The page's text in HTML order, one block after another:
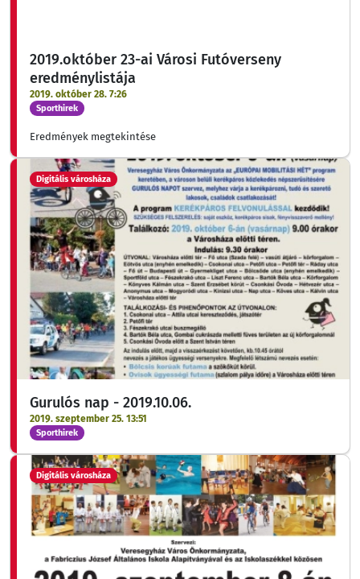
2019.október 23-ai Városi Futóverseny
eredménylistája
2019. október 28. 7:26
Sporthirek
Eredmények megtekintése
Digitális városháza
Gurulós nap - 2019.10.06.
2019. szeptember 25. 13:51
Sporthirek
Digitális városháza